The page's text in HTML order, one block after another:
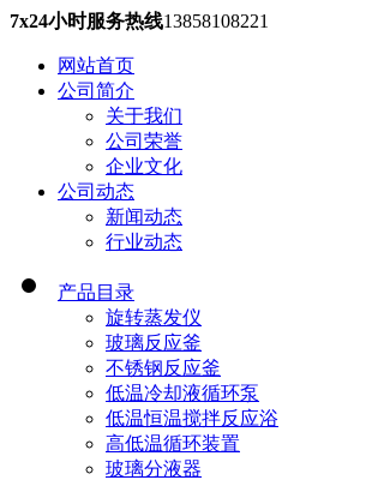
7x24小时服务热线13858108221
网站首页
公司简介
关于我们
公司荣誉
企业文化
公司动态
新闻动态
行业动态
产品目录
旋转蒸发仪
玻璃反应釜
不锈钢反应釜
低温冷却液循环泵
低温恒温搅拌反应浴
高低温循环装置
玻璃分液器